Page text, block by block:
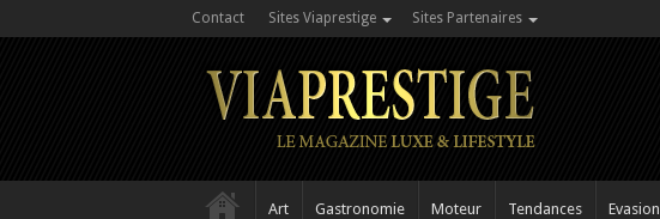
Contact Sites Viaprestige Sites Partenaires
Art Gastronomie Moteur Tendances Evasion